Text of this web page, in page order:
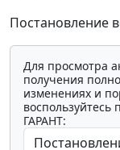
Постановление
Для просмотра
получения
изменениях и
ГАРАНТ: